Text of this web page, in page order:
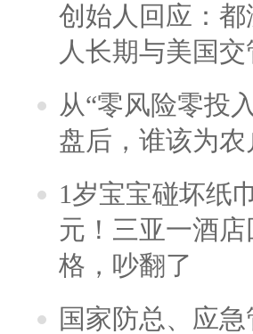
创始人回应：
人长期与美国
从“零风险零投
盘后，谁该为
1岁宝宝碰坏纸
元！三亚一酒
格，吵翻了
国家防总、应